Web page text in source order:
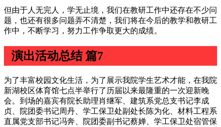
但由于人无完人，学无止境，我们在教研工作中还存在不少问
题，也还有很多问题弄不清楚，我们将在今后的教学和教研工
作中，不断学习，努力工作争取更大的成绩。
演出活动总结 篇7
为了丰富校园文化生活，为了展示我院学生艺术才能，在我院
新湖校区体育馆七点半举行了历届以来最隆重的一次迎新晚
会。到场的嘉宾有院长助理肖继军、建筑系党总支书记李成
贞、院团委书记周丹、学工保卫处副处长陈为化、材料工程系
直属党支部书记冯奔、院团委副书记蔡婵、学工保卫处宿管保